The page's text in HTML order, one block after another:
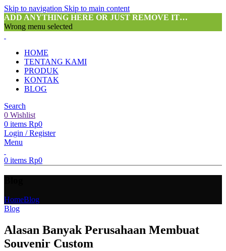
Skip to navigation Skip to main content
ADD ANYTHING HERE OR JUST REMOVE IT…
Wrong menu selected
HOME
TENTANG KAMI
PRODUK
KONTAK
BLOG
Search
0 Wishlist
0 items Rp0
Login / Register
Menu
0 items Rp0
HomeBlog
Blog
Alasan Banyak Perusahaan Membuat
Souvenir Custom